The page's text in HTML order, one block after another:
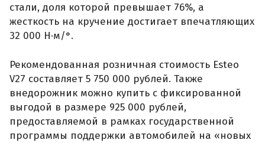
стали, доля которой превышает 76%, а
жесткость на кручение достигает впечатляющих
32 000 Н·м/°.
Рекомендованная розничная стоимость Esteo
V27 составляет 5 750 000 рублей. Также
внедорожник можно купить с фиксированной
выгодой в размере 925 000 рублей,
предоставляемой в рамках государственной
программы поддержки автомобилей на «новых